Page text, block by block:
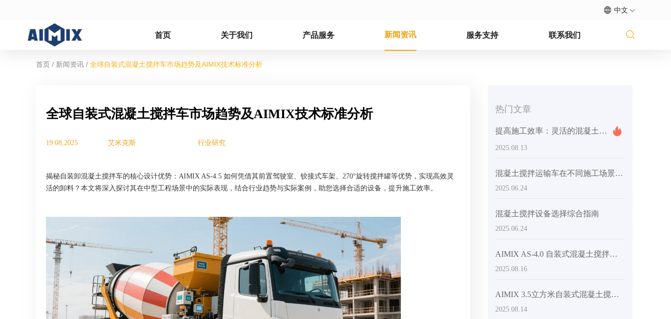
中文
首页 关于我们 产品服务 新闻资讯 服务支持 联系我们
首页 / 新闻资讯 / 全球自装式混凝土搅拌车市场趋势及AIMIX技术标准分析
全球自装式混凝土搅拌车市场趋势及AIMIX技术标准分析
19 08,2025 艾米克斯 行业研究
揭秘自装卸混凝土搅拌车的核心设计优势：AIMIX AS-4.5 如何凭借其前置驾驶室、铰接式车架、270°旋转搅拌罐等优势，实现高效灵
活的卸料？本文将深入探讨其在中型工程场景中的实际表现，结合行业趋势与实际案例，助您选择合适的设备，提升施工效率。
热门文章
提高施工效率：灵活的混凝土搅拌机如何影响项目进度和成本
2025.08.13
混凝土搅拌运输车在不同施工场景下高灵活性设计应用指南
2025.06.24
混凝土搅拌设备选择综合指南
2025.06.24
AIMIX AS-4.0 自装式混凝土搅拌车：前置驾驶室和铰接式底盘如何提升效率和安全性
2025.08.16
AIMIX 3.5立方米自装式混凝土搅拌机——灵活性与卸料效率的完美平衡
2025.08.14